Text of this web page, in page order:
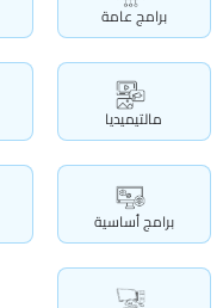
برامج عامة
مالتيميديا
برامج أساسية